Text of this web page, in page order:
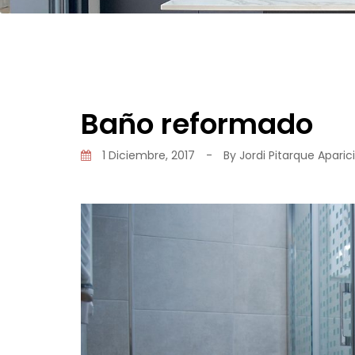
Baño reformado
1 Diciembre, 2017 - By Jordi Pitarque